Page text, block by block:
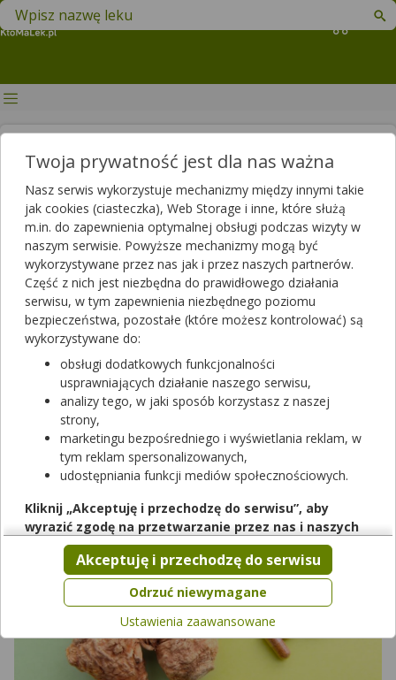
Koszyk
Znajdź lek w swojej okolicy
Korzeń maca — właściwości,
zastosowanie,
przeciwwskazania
Publikacja: 2025-07-17 12:57 Aktualizacja: 2025-07-17 12:57
potrafi dodać energii niczym poranna kawa. Surowiec ten znany
jest głównie przez swoje adaptogenne zdolności, jednak jego
potencjalne działanie prozdrowotne jest znacznie szersze. Czy
warto suplementować korzeń maca? Kiedy korzeń
„peruwiańskiego żeń-szenia” może pomóc, a kiedy jego
stosowanie może być niebezpieczne?
Autor
Artykuł rekomendowany przez:
magister farmacji Bartłomiej Łuczyński
Twoja prywatność jest dla nas ważna
Nasz serwis wykorzystuje mechanizmy między innymi takie
jak cookies (ciasteczka), Web Storage i inne, które służą
m.in. do zapewnienia optymalnej obsługi podczas wizyty w
naszym serwisie. Powyższe mechanizmy mogą być
wykorzystywane przez nas jak i przez naszych partnerów.
Część z nich jest niezbędna do prawidłowego działania
serwisu, w tym zapewnienia niezbędnego poziomu
bezpieczeństwa, pozostałe (które możesz kontrolować) są
wykorzystywane do:
obsługi dodatkowych funkcjonalności
usprawniających działanie naszego serwisu,
analizy tego, w jaki sposób korzystasz z naszej
strony,
marketingu bezpośredniego i wyświetlania reklam, w
tym reklam spersonalizowanych,
udostępniania funkcji mediów społecznościowych.
Kliknij „Akceptuję i przechodzę do serwisu”, aby
wyrazić zgodę na przetwarzanie przez nas i naszych
partnerów Twoich danych w powyższych celach.
Pamiętaj, że wyrażenie zgody jest dobrowolne, a wyrażoną
zgodę możesz w każdej chwili cofnąć, możesz też wycofać
zgodę na przetwarzanie Twoich danych tylko w niektórych
celach. Jeżeli chcesz dowiedzieć się więcej lub chcesz
przeprowadzić konfigurację szczegółową, to możesz tego
dokonać za pomocą „Ustawień zaawansowanych”.
Odrzuć niewymagane
Akceptuję i przechodzę do serwisu
Ustawienia zaawansowane